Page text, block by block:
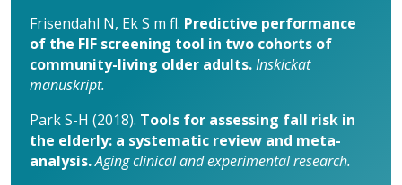
Frisendahl N, Ek S m fl. Predictive performance
of the FIF screening tool in two cohorts of
community-living older adults.Inskickat
manuskript.
Park S-H (2018). Tools for assessing fall risk in
the elderly: a systematic review and meta-
analysis.Aging clinical and experimental research.